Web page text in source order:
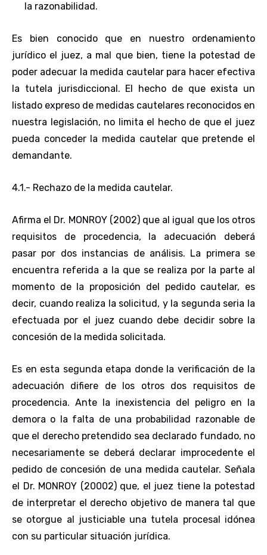
la razonabilidad .
Es bien conocido que en nuestro ordenamiento
jurídico el juez, a mal que bien, tiene la potestad de
poder adecuar la medida cautelar para hacer efectiva
la tutela jurisdiccional. El hecho de que exista un
listado expreso de medidas cautelares reconocidos en
nuestra legislación, no limita el hecho de que el juez
pueda conceder la medida cautelar que pretende el
demandante.
4.1.- Rechazo de la medida cautelar.
Afirma el Dr. MONROY (2002) que al igual que los otros
requisitos de procedencia, la adecuación deberá
pasar por dos instancias de análisis. La primera se
encuentra referida a la que se realiza por la parte al
momento de la proposición del pedido cautelar, es
decir, cuando realiza la solicitud, y la segunda seria la
efectuada por el juez cuando debe decidir sobre la
concesión de la medida solicitada.
Es en esta segunda etapa donde la verificación de la
adecuación difiere de los otros dos requisitos de
procedencia. Ante la inexistencia del peligro en la
demora o la falta de una probabilidad razonable de
que el derecho pretendido sea declarado fundado, no
necesariamente se deberá declarar improcedente el
pedido de concesión de una medida cautelar. Señala
el Dr. MONROY (20002) que, el juez tiene la potestad
de interpretar el derecho objetivo de manera tal que
se otorgue al justiciable una tutela procesal idónea
con su particular situación jurídica.